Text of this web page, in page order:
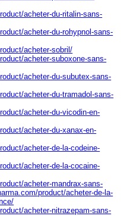
acheter-du-ritalin-sans-
acheter-du-rohypnol-sans-
acheter-sobril/
acheter-suboxone-sans-
acheter-du-subutex-sans-
acheter-du-tramadol-sans-
acheter-du-vicodin-en-
acheter-du-xanax-en-
acheter-de-la-codeine-
acheter-de-la-cocaine-
acheter-mandrax-sans-
product/acheter-de-la-
acheter-nitrazepam-sans-